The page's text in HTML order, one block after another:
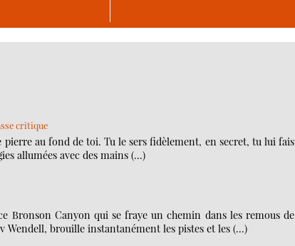
critique
au fond de toi. Tu le sers fidèlement, en secret, tu lui fais
allumées avec des mains (…)
Bronson Canyon qui se fraye un chemin dans les remous de
Wendell, brouille instantanément les pistes et les (…)